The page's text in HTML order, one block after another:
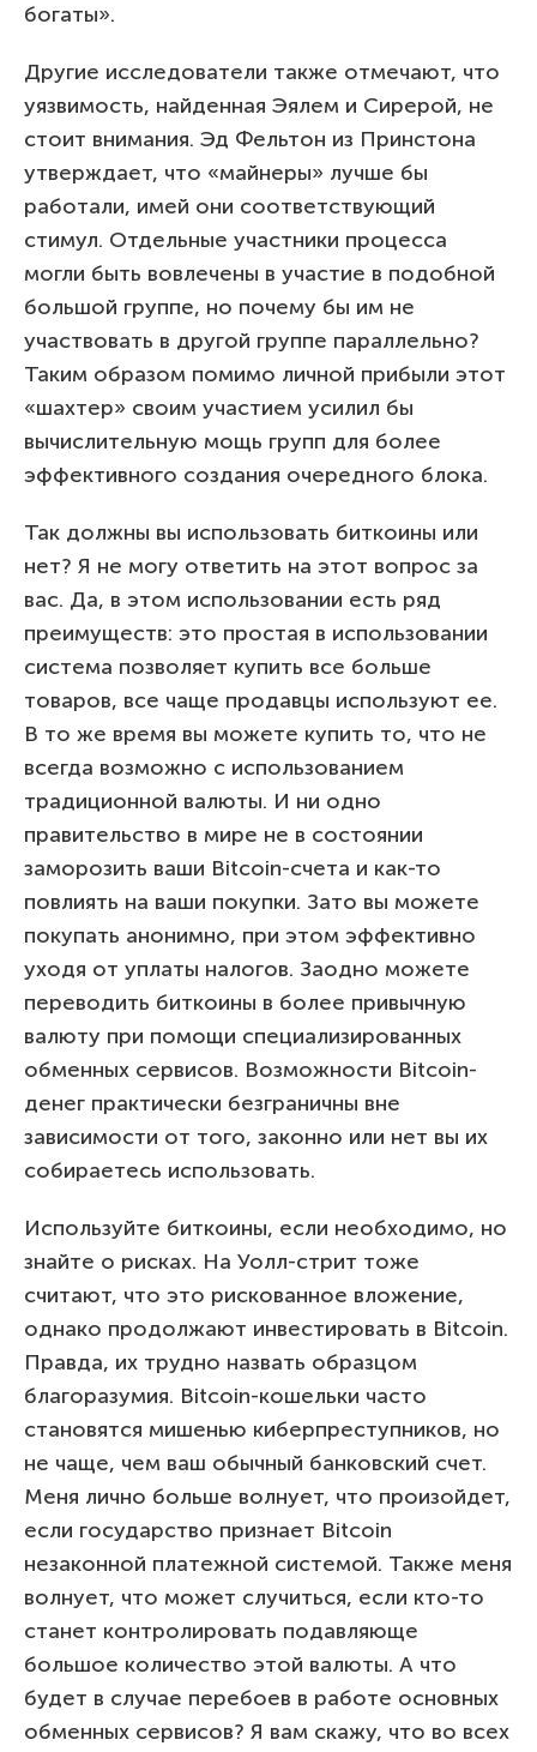
богаты».
Другие исследователи также отмечают, что
уязвимость, найденная Эялем и Сирерой, не
стоит внимания. Эд Фельтон из Принстона
утверждает, что «майнеры» лучше бы
работали, имей они соответствующий
стимул. Отдельные участники процесса
могли быть вовлечены в участие в подобной
большой группе, но почему бы им не
участвовать в другой группе параллельно?
Таким образом помимо личной прибыли этот
«шахтер» своим участием усилил бы
вычислительную мощь групп для более
эффективного создания очередного блока.
Так должны вы использовать биткоины или
нет? Я не могу ответить на этот вопрос за
вас. Да, в этом использовании есть ряд
преимуществ: это простая в использовании
система позволяет купить все больше
товаров, все чаще продавцы используют ее.
В то же время вы можете купить то, что не
всегда возможно с использованием
традиционной валюты. И ни одно
правительство в мире не в состоянии
заморозить ваши Bitcoin-счета и как-то
повлиять на ваши покупки. Зато вы можете
покупать анонимно, при этом эффективно
уходя от уплаты налогов. Заодно можете
переводить биткоины в более привычную
валюту при помощи специализированных
обменных сервисов. Возможности Bitcoin-
денег практически безграничны вне
зависимости от того, законно или нет вы их
собираетесь использовать.
Используйте биткоины, если необходимо, но
знайте о рисках. На Уолл-стрит тоже
считают, что это рискованное вложение,
однако продолжают инвестировать в Bitcoin.
Правда, их трудно назвать образцом
благоразумия. Bitcoin-кошельки часто
становятся мишенью киберпреступников, но
не чаще, чем ваш обычный банковский счет.
Меня лично больше волнует, что произойдет,
если государство признает Bitcoin
незаконной платежной системой. Также меня
волнует, что может случиться, если кто-то
станет контролировать подавляюще
большое количество этой валюты. А что
будет в случае перебоев в работе основных
обменных сервисов? Я вам скажу, что во всех